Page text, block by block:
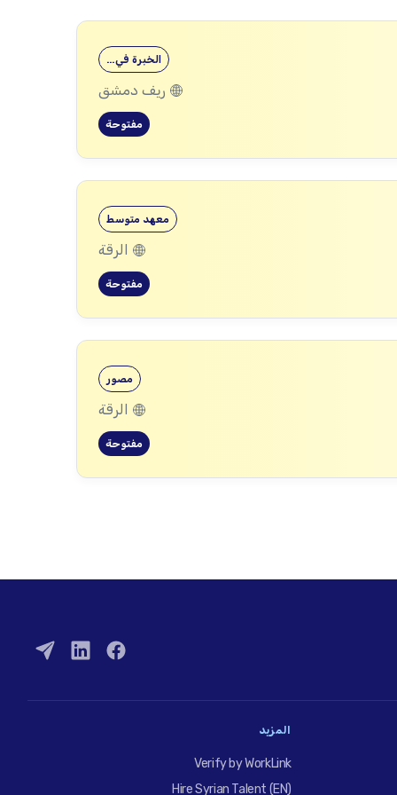
الخبرة في…
ريف دمشق
مفتوحة
معهد متوسط
الرقة
مفتوحة
مصور
الرقة
مفتوحة
المزيد
Verify by WorkLink
Hire Syrian Talent (EN)